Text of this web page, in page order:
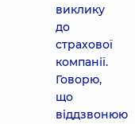
виклику
до
страхової
компанії.
Говорю,
що
віддзвонюю